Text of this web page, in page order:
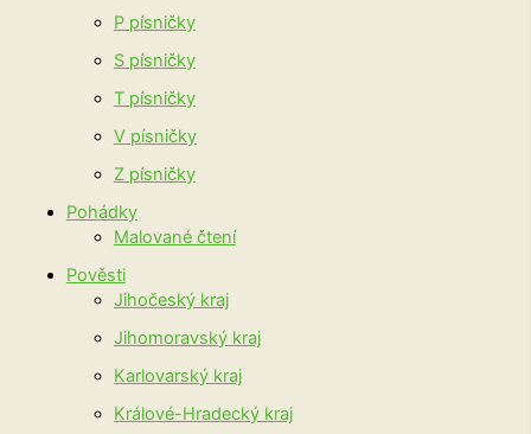
P písničky
S písničky
T písničky
V písničky
Z písničky
Pohádky
Malované čtení
Pověsti
Jihočeský kraj
Jihomoravský kraj
Karlovarský kraj
Králové-Hradecký kraj